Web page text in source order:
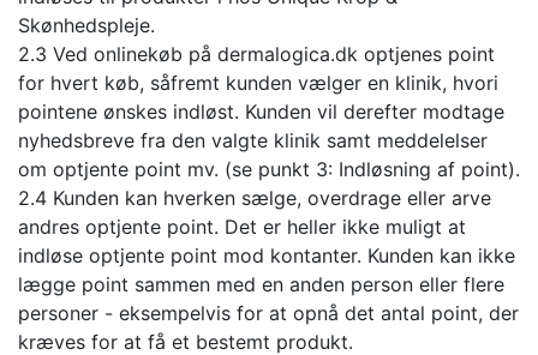
Skønhedspleje.
2.3 Ved onlinekøb på dermalogica.dk optjenes point
for hvert køb, såfremt kunden vælger en klinik, hvori
pointene ønskes indløst. Kunden vil derefter modtage
nyhedsbreve fra den valgte klinik samt meddelelser
om optjente point mv. (se punkt 3: Indløsning af point).
2.4 Kunden kan hverken sælge, overdrage eller arve
andres optjente point. Det er heller ikke muligt at
indløse optjente point mod kontanter. Kunden kan ikke
lægge point sammen med en anden person eller flere
personer - eksempelvis for at opnå det antal point, der
kræves for at få et bestemt produkt.